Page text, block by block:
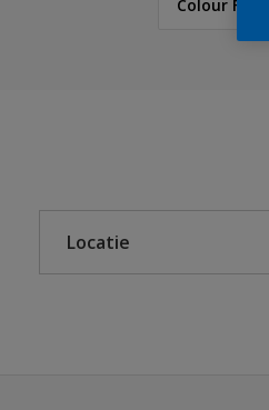
Colour
Sikkens
Locatie